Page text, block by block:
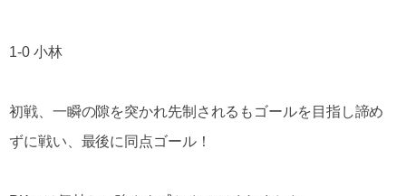
1-0 小林
初戦、一瞬の隙を突かれ先制されるもゴールを目指し諦め
ずに戦い、最後に同点ゴール！